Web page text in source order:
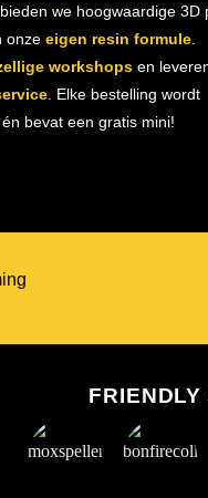
we hoogwaardige 3D
onze eigen resin formule.
workshopsen
. Elke bestelling wordt
én bevat een gratis mini!